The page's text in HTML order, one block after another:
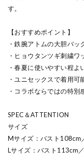
す。
【おすすめポイント】
・鉄腕アトムの大胆バッ
・ヒョウタンツギ刺繍ワ
・春夏に使いやすい程よ
・ユニセックスで着用可
・コラボならではの特別
SPEC＆ATTENTION
サイズ
Mサイズ：バスト108cm
Lサイズ：バスト113cm